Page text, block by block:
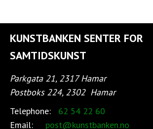
KUNSTBANKEN SENTER FOR
SAMTIDSKUNST
Parkgata 21, 2317 Hamar
Postboks 224, 2302 Hamar
Telephone:
62 54 22 60
Email:
post@kunstbanken.no